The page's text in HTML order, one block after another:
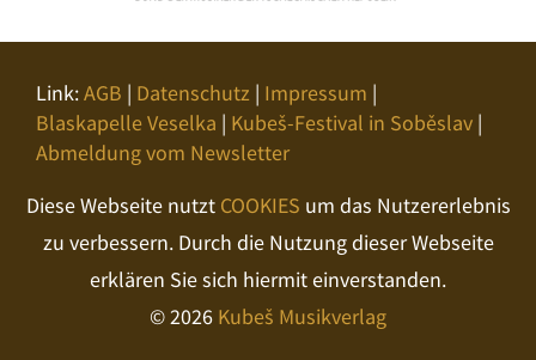
Link:AGB | Datenschutz | Impressum |
Blaskapelle Veselka | Kubeš-Festival in Soběslav |
Abmeldung vom Newsletter
Diese Webseite nutzt COOKIES um das Nutzererlebnis
zu verbessern. Durch die Nutzung dieser Webseite
erklären Sie sich hiermit einverstanden.
© 2026 Kubeš Musikverlag